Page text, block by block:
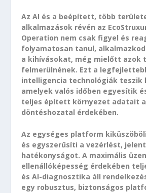
Az AI és a beépített, több
alkalmazások révén az
Operation nem csak figyel és
folyamatosan tanul,
a kihívásokat, még mielőtt azok
felmerülnének. Ezt a
intelligencia technológiák teszik
amelyek valós időben egyesítik
teljes épített környezet adatait
döntéshozatal érdekében.
Az egységes platform
és egyszerűsíti a vezérlést,
hatékonyságot. A maximális
ellenállóképesség érdekében
és AI-diagnosztika áll
egy robusztus, biztonságos